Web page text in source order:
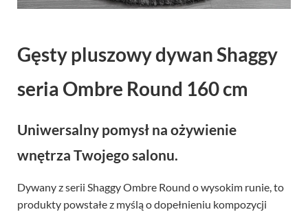
Gęsty pluszowy dywan Shaggy
seria Ombre Round 160 cm
Uniwersalny pomysł na ożywienie
wnętrza Twojego salonu.
Dywany z serii Shaggy Ombre Round o wysokim runie, to
produkty powstałe z myślą o dopełnieniu kompozycji